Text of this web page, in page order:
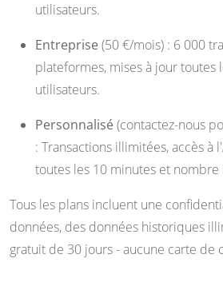
utilisateurs.
Entreprise(50 €/mois) : 6 000
plateformes, mises à jour toutes
utilisateurs.
Personnalisé(contactez-nous
: Transactions illimitées, accès à
toutes les 10 minutes et
Tous les plans incluent une
données, des données historiques
gratuit de 30 jours - aucune carte de